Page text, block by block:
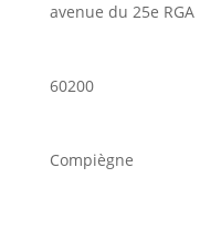
avenue du 25e RGA
60200
Compiègne